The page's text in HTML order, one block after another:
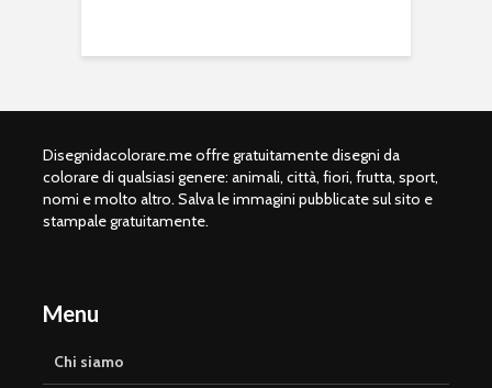
Disegnidacolorare.me offre gratuitamente disegni da
colorare di qualsiasi genere: animali, città, fiori, frutta, sport,
nomi e molto altro. Salva le immagini pubblicate sul sito e
stampale gratuitamente.
Menu
Chi siamo